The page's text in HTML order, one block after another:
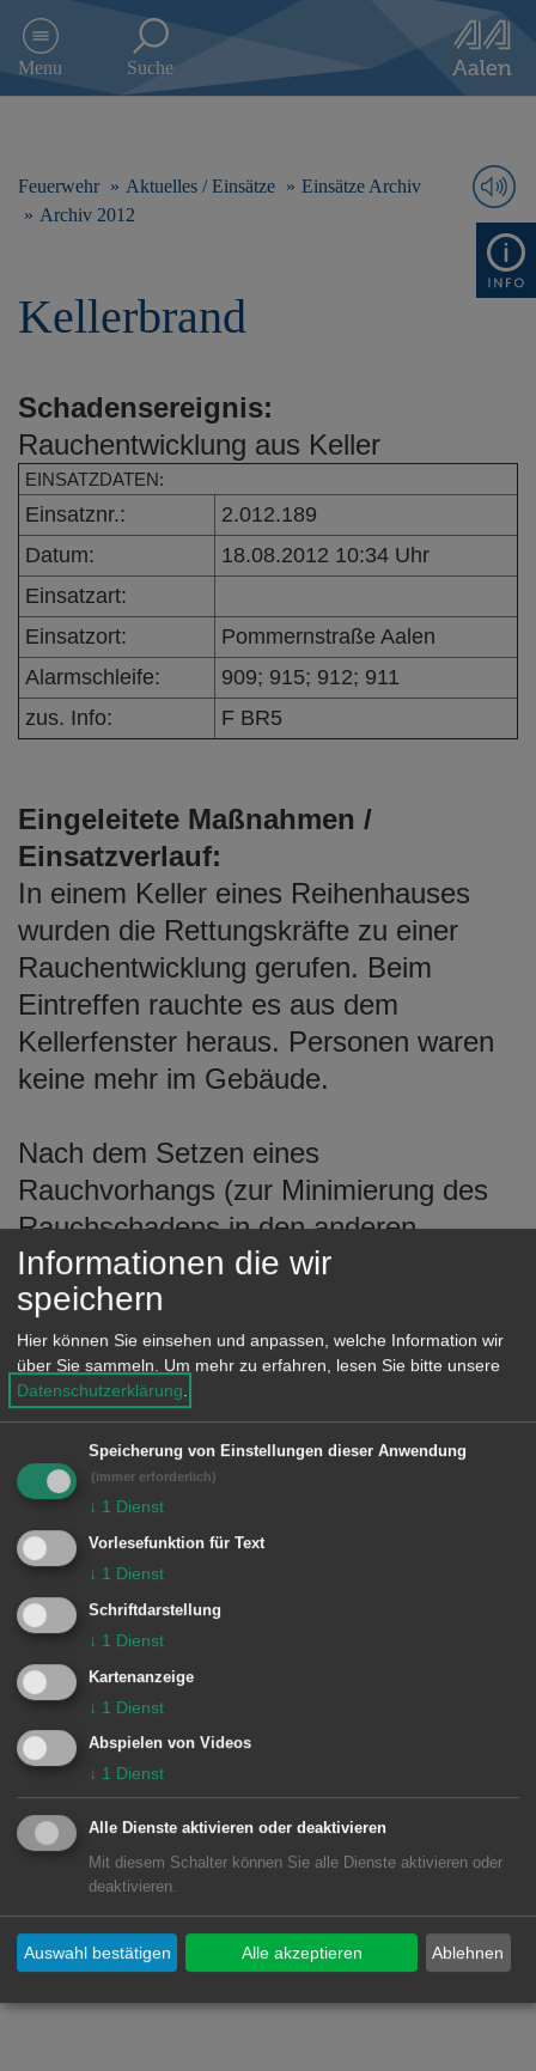
e
Menu Suche
Feuerwehr Aktuelles / Einsätze
Einsätze Archiv
Archiv 2012
Kellerbrand
Schadensereignis:
Rauchentwicklung aus Keller
EINSATZDATEN:
Einsatznr.:
2.012.189
Datum:
18.08.2012 10:34 Uhr
Einsatzart:
Einsatzort:
Pommernstraße Aalen
Alarmschleife:
909; 915; 912; 911
zus. Info:
F BR5
Eingeleitete Maßnahmen /
Einsatzverlauf:
In einem Keller eines Reihenhauses
wurden die Rettungskräfte zu einer
Rauchentwicklung gerufen. Beim
Eintreffen rauchte es aus dem
Kellerfenster heraus. Personen waren
keine mehr im Gebäude.
Nach dem Setzen eines
Rauchvorhangs (zur Minimierung des
Rauchschadens in den anderen
Gebäudeteilen) wurde von einem Trupp
unter Atemschutz mit einem C-Rohr die
Brandbekämpfung im Keller begonnen.
Zugleich wurden Lüftungsmaßnahmen
eingeleitet.
Abschließend wurde der Raum noch
gut belüftet und nach Brandnester
durchsucht.
Besondere Vorkommnisse:
Einheiten Feuerwehr Aalen:
Zugführer vom Dienst
1/11 ELW (ZvD)
1 Aalen
1/33 DLA
1/44 LF 16/12
1/56 GW-A
1/74 GW-T
Informationen die wir
speichern
Hier können Sie einsehen und anpassen, welche Information wir
über Sie sammeln. Um mehr zu erfahren, lesen Sie bitte unsere
Datenschutzerklärung.
Speicherung von Einstellungen dieser Anwendung
(immer erforderlich)
↓ 1 Dienst
Vorlesefunktion für Text
↓ 1 Dienst
Schriftdarstellung
↓ 1 Dienst
Kartenanzeige
↓ 1 Dienst
Abspielen von Videos
↓ 1 Dienst
Alle Dienste aktivieren oder deaktivieren
Mit diesem Schalter können Sie alle Dienste aktivieren oder
deaktivieren.
Ablehnen
Auswahl bestätigen Alle akzeptieren